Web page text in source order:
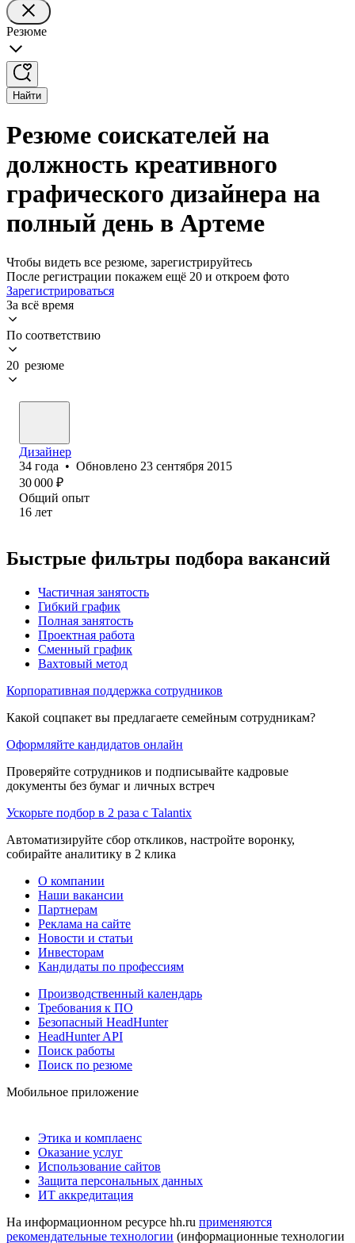
Резюме
Найти
Резюме соискателей на
должность креативного
графического дизайнера на
полный день в Артеме
Чтобы видеть все резюме, зарегистрируйтесь
После регистрации покажем ещё 20 и откроем фото
Зарегистрироваться
За всё время
По соответствию
20 резюме
Дизайнер
34 года • Обновлено 23 сентября 2015
30 000 ₽
Общий опыт
16 лет
Быстрые фильтры подбора вакансий
Частичная занятость
Гибкий график
Полная занятость
Проектная работа
Сменный график
Вахтовый метод
Корпоративная поддержка сотрудников
Какой соцпакет вы предлагаете семейным сотрудникам?
Оформляйте кандидатов онлайн
Проверяйте сотрудников и подписывайте кадровые
документы без бумаг и личных встреч
Ускорьте подбор в 2 раза с Talantix
Автоматизируйте сбор откликов, настройте воронку,
собирайте аналитику в 2 клика
О компании
Наши вакансии
Партнерам
Реклама на сайте
Новости и статьи
Инвесторам
Кандидаты по профессиям
Производственный календарь
Требования к ПО
Безопасный HeadHunter
HeadHunter API
Поиск работы
Поиск по резюме
Мобильное приложение
Этика и комплаенс
Оказание услуг
Использование сайтов
Защита персональных данных
ИТ аккредитация
На информационном ресурсе hh.ru применяются
рекомендательные технологии (информационные технологии